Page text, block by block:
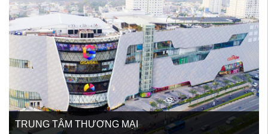
TRUNG TÂM THƯƠNG MẠI